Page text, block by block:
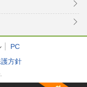
PC
方針